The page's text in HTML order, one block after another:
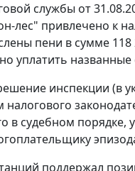
службы от
привлечено к
пени в сумме
уплатить
инспекции (в
в судебном
поддержал